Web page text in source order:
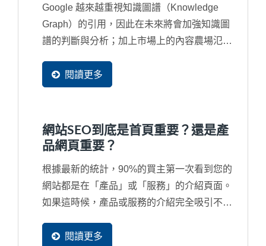
Google 越來越重視知識圖譜（Knowledge
Graph）的引用，因此在未來將會加強知識圖
譜的判斷與分析；加上市場上的內容農場氾
是抄襲來源，再再干擾了搜尋結果，因此...
閱讀更多
網站SEO到底是首頁重要？還是產
品網頁重要？
根據最新的統計，90%的買主第一次看到您的
網站都是在「產品」或「服務」的介紹頁面。
如果這時候，產品或服務的介紹完全吸引不了
會看。所以，當然是產品網頁是最重要，但經
閱讀更多